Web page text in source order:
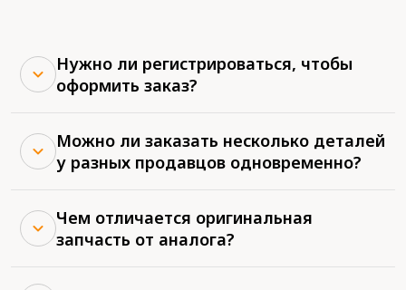
Нужно ли регистрироваться, чтобы
оформить заказ?
Можно ли заказать несколько деталей
у разных продавцов одновременно?
Чем отличается оригинальная
запчасть от аналога?